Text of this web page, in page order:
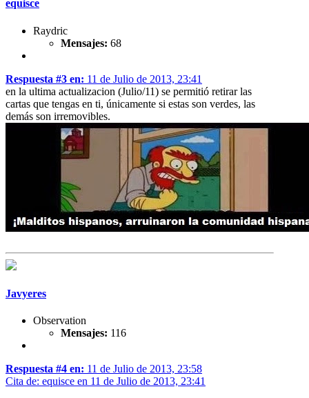
equisce
Raydric
Mensajes: 68
Respuesta #3 en: 11 de Julio de 2013, 23:41
en la ultima actualizacion (Julio/11) se permitió retirar las
cartas que tengas en ti, únicamente si estas son verdes, las
demás son irremovibles.
Javyeres
Observation
Mensajes: 116
Respuesta #4 en: 11 de Julio de 2013, 23:58
Cita de: equisce en 11 de Julio de 2013, 23:41